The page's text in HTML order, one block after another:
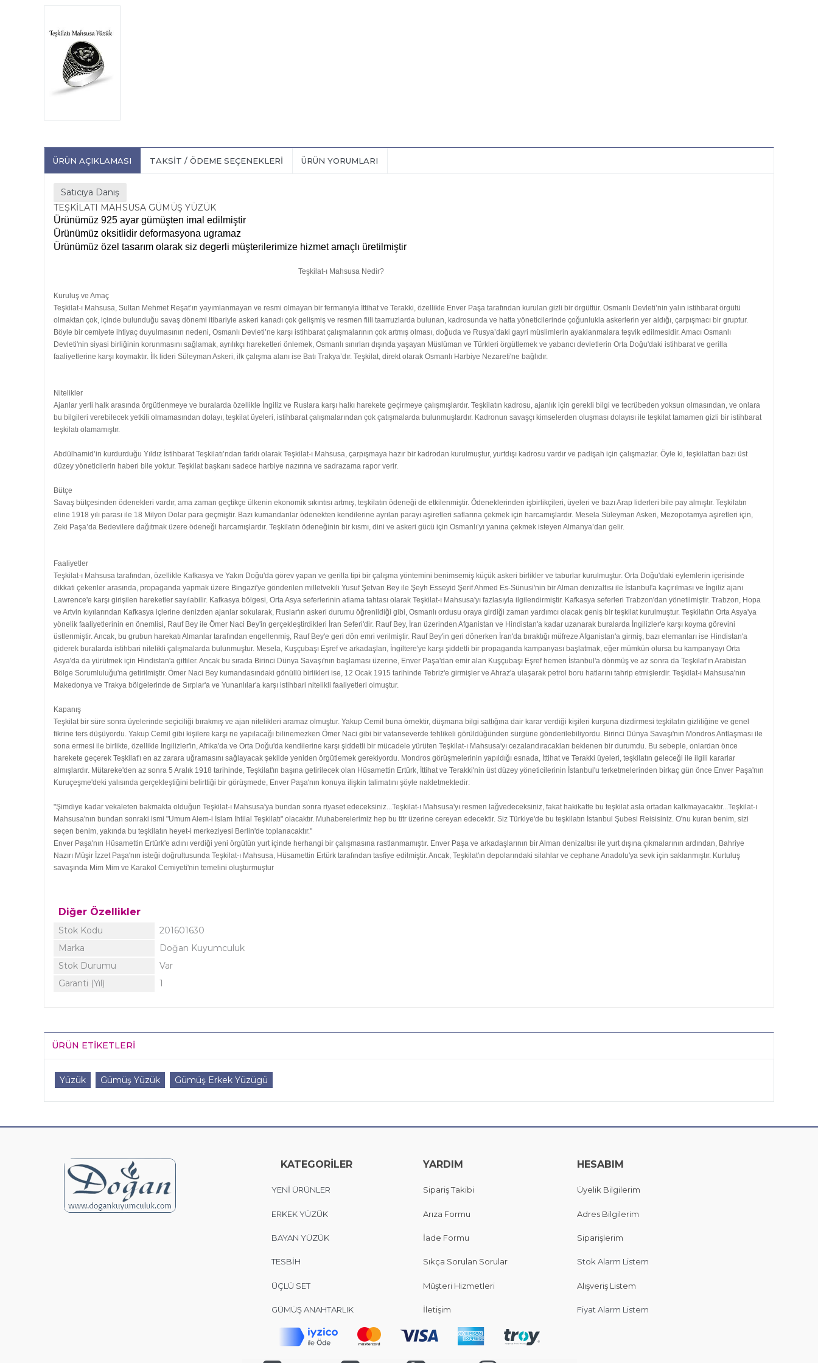
ÜRÜN AÇIKLAMASI TAKSIT / ÖDEME SEÇENEKLERI ÜRÜN YORUMLARI
Satıcıya Danış
TEŞKİLATI MAHSUSA GÜMÜŞ YÜZÜK
Ürünümüz 925 ayar gümüşten imal edilmiştir
Ürünümüz oksitlidir deformasyona ugramaz
Ürünümüz özel tasarım olarak siz degerli müşterilerimize hizmet amaçlı üretilmiştir
Teşkilat-ı Mahsusa Nedir?
Kuruluş ve Amaç
Teşkilat-ı Mahsusa, Sultan Mehmet Reşat’ın yayımlanmayan ve resmi olmayan bir fermanıyla İttihat ve Terakki, özellikle Enver Paşa tarafından kurulan gizli bir örgüttür. Osmanlı Devleti’nin yalın istihbarat örgütü
olmaktan çok, içinde bulunduğu savaş dönemi itibariyle askeri kanadı çok gelişmiş ve resmen fiili taarruzlarda bulunan, kadrosunda ve hatta yöneticilerinde çoğunlukla askerlerin yer aldığı, çarpışmacı bir gruptur.
Böyle bir cemiyete ihtiyaç duyulmasının nedeni, Osmanlı Devleti’ne karşı istihbarat çalışmalarının çok artmış olması, doğuda ve Rusya’daki gayri müslimlerin ayaklanmalara teşvik edilmesidir. Amacı Osmanlı
Devleti'nin siyasi birliğinin korunmasını sağlamak, ayrılıkçı hareketleri önlemek, Osmanlı sınırları dışında yaşayan Müslüman ve Türkleri örgütlemek ve yabancı devletlerin Orta Doğu'daki istihbarat ve gerilla
faaliyetlerine karşı koymaktır. İlk lideri Süleyman Askeri, ilk çalışma alanı ise Batı Trakya’dır. Teşkilat, direkt olarak Osmanlı Harbiye Nezareti'ne bağlıdır.
Nitelikler
Ajanlar yerli halk arasında örgütlenmeye ve buralarda özellikle İngiliz ve Ruslara karşı halkı harekete geçirmeye çalışmışlardır. Teşkilatın kadrosu, ajanlık için gerekli bilgi ve tecrübeden yoksun olmasından, ve onlara
bu bilgileri verebilecek yetkili olmamasından dolayı, teşkilat üyeleri, istihbarat çalışmalarından çok çatışmalarda bulunmuşlardır. Kadronun savaşçı kimselerden oluşması dolayısı ile teşkilat tamamen gizli bir istihbarat
teşkilatı olamamıştır.
Abdülhamid’in kurdurduğu Yıldız İstihbarat Teşkilatı’ndan farklı olarak Teşkilat-ı Mahsusa, çarpışmaya hazır bir kadrodan kurulmuştur, yurtdışı kadrosu vardır ve padişah için çalışmazlar. Öyle ki, teşkilattan bazı üst
düzey yöneticilerin haberi bile yoktur. Teşkilat başkanı sadece harbiye nazırına ve sadrazama rapor verir.
Bütçe
Savaş bütçesinden ödenekleri vardır, ama zaman geçtikçe ülkenin ekonomik sıkıntısı artmış, teşkilatın ödeneği de etkilenmiştir. Ödeneklerinden işbirlikçileri, üyeleri ve bazı Arap liderleri bile pay almıştır. Teşkilatın
eline 1918 yılı parası ile 18 Milyon Dolar para geçmiştir. Bazı kumandanlar ödenekten kendilerine ayrılan parayı aşiretleri saflarına çekmek için harcamışlardır. Mesela Süleyman Askeri, Mezopotamya aşiretleri için,
Zeki Paşa’da Bedevilere dağıtmak üzere ödeneği harcamışlardır. Teşkilatın ödeneğinin bir kısmı, dini ve askeri gücü için Osmanlı’yı yanına çekmek isteyen Almanya’dan gelir.
Faaliyetler
Teşkilat-ı Mahsusa tarafından, özellikle Kafkasya ve Yakın Doğu'da görev yapan ve gerilla tipi bir çalışma yöntemini benimsemiş küçük askeri birlikler ve taburlar kurulmuştur. Orta Doğu'daki eylemlerin içerisinde
dikkati çekenler arasında, propaganda yapmak üzere Bingazi'ye gönderilen milletvekili Yusuf Şetvan Bey ile Şeyh Esseyid Şerif Ahmed Es-Sünusi'nin bir Alman denizaltısı ile İstanbul'a kaçırılması ve İngiliz ajanı
Lawrence'e karşı girişilen hareketler sayılabilir. Kafkasya bölgesi, Orta Asya seferlerinin atlama tahtası olarak Teşkilat-ı Mahsusa'yı fazlasıyla ilgilendirmiştir. Kafkasya seferleri Trabzon'dan yönetilmiştir. Trabzon, Hopa
ve Artvin kıyılarından Kafkasya içlerine denizden ajanlar sokularak, Ruslar'ın askeri durumu öğrenildiği gibi, Osmanlı ordusu oraya girdiği zaman yardımcı olacak geniş bir teşkilat kurulmuştur. Teşkilat'ın Orta Asya'ya
yönelik faaliyetlerinin en önemlisi, Rauf Bey ile Ömer Naci Bey'in gerçekleştirdikleri İran Seferi'dir. Rauf Bey, İran üzerinden Afganistan ve Hindistan'a kadar uzanarak buralarda İngilizler'e karşı koyma görevini
üstlenmiştir. Ancak, bu grubun harekatı Almanlar tarafından engellenmiş, Rauf Bey'e geri dön emri verilmiştir. Rauf Bey'in geri dönerken İran'da bıraktığı müfreze Afganistan'a girmiş, bazı elemanları ise Hindistan'a
giderek buralarda istihbari nitelikli çalışmalarda bulunmuştur. Mesela, Kuşçubaşı Eşref ve arkadaşları, İngiltere'ye karşı şiddetli bir propaganda kampanyası başlatmak, eğer mümkün olursa bu kampanyayı Orta
Asya'da da yürütmek için Hindistan'a gittiler. Ancak bu sırada Birinci Dünya Savaşı'nın başlaması üzerine, Enver Paşa'dan emir alan Kuşçubaşı Eşref hemen İstanbul'a dönmüş ve az sonra da Teşkilat'ın Arabistan
Bölge Sorumluluğu'na getirilmiştir. Ömer Naci Bey kumandasındaki gönüllü birlikleri ise, 12 Ocak 1915 tarihinde Tebriz'e girmişler ve Ahraz'a ulaşarak petrol boru hatlarını tahrip etmişlerdir. Teşkilat-ı Mahsusa'nın
Makedonya ve Trakya bölgelerinde de Sırplar'a ve Yunanlılar'a karşı istihbari nitelikli faaliyetleri olmuştur.
Kapanış
Teşkilat bir süre sonra üyelerinde seçiciliği bırakmış ve ajan nitelikleri aramaz olmuştur. Yakup Cemil buna örnektir, düşmana bilgi sattığına dair karar verdiği kişileri kurşuna dizdirmesi teşkilatın gizliliğine ve genel
fikrine ters düşüyordu. Yakup Cemil gibi kişilere karşı ne yapılacağı bilinemezken Ömer Naci gibi bir vatanseverde tehlikeli görüldüğünden sürgüne gönderilebiliyordu. Birinci Dünya Savaşı'nın Mondros Antlaşması ile
sona ermesi ile birlikte, özellikle İngilizler'in, Afrika'da ve Orta Doğu'da kendilerine karşı şiddetli bir mücadele yürüten Teşkilat-ı Mahsusa'yı cezalandıracakları beklenen bir durumdu. Bu sebeple, onlardan önce
harekete geçerek Teşkilat'ı en az zarara uğramasını sağlayacak şekilde yeniden örgütlemek gerekiyordu. Mondros görüşmelerinin yapıldığı esnada, İttihat ve Terakki üyeleri, teşkilatın geleceği ile ilgili kararlar
almışlardır. Mütareke'den az sonra 5 Aralık 1918 tarihinde, Teşkilat'ın başına getirilecek olan Hüsamettin Ertürk, İttihat ve Terakki'nin üst düzey yöneticilerinin İstanbul'u terketmelerinden birkaç gün önce Enver Paşa'nın
Kuruçeşme'deki yalısında gerçekleştiğini belirttiği bir görüşmede, Enver Paşa'nın konuya ilişkin talimatını şöyle nakletmektedir:
"Şimdiye kadar vekaleten bakmakta olduğun Teşkilat-ı Mahsusa'ya bundan sonra riyaset edeceksiniz...Teşkilat-ı Mahsusa'yı resmen lağvedeceksiniz, fakat hakikatte bu teşkilat asla ortadan kalkmayacaktır...Teşkilat-ı
Mahsusa'nın bundan sonraki ismi "Umum Alem-i İslam İhtilal Teşkilatı" olacaktır. Muhaberelerimiz hep bu titr üzerine cereyan edecektir. Siz Türkiye'de bu teşkilatın İstanbul Şubesi Reisisiniz. O'nu kuran benim, sizi
seçen benim, yakında bu teşkilatın heyet-i merkeziyesi Berlin'de toplanacaktır."
Enver Paşa'nın Hüsamettin Ertürk'e adını verdiği yeni örgütün yurt içinde herhangi bir çalışmasına rastlanmamıştır. Enver Paşa ve arkadaşlarının bir Alman denizaltısı ile yurt dışına çıkmalarının ardından, Bahriye
Nazırı Müşir İzzet Paşa'nın isteği doğrultusunda Teşkilat-ı Mahsusa, Hüsamettin Ertürk tarafından tasfiye edilmiştir. Ancak, Teşkilat'ın depolarındaki silahlar ve cephane Anadolu'ya sevk için saklanmıştır. Kurtuluş
savaşında Mim Mim ve Karakol Cemiyeti'nin temelini oluşturmuştur
Diğer Özellikler
Stok Kodu
201601630
Marka
Doğan Kuyumculuk
Stok Durumu
Var
Garanti (Yıl)
1
ÜRÜN ETIKETLERI
Yüzük Gümüş Yüzük Gümüş Erkek Yüzügü
KATEGORİLER
YENİ ÜRÜNLER
ERKEK YÜZÜK
BAYAN YÜZÜK
TESBİH
ÜÇLÜ SET
GÜMÜŞ ANAHTARLIK
YARDIM
Sipariş Takibi
Arıza Formu
İade Formu
Sıkça Sorulan Sorular
Müşteri Hizmetleri
İletişim
HESABIM
Üyelik Bilgilerim
Adres Bilgilerim
Siparişlerim
Stok Alarm Listem
Alışveriş Listem
Fiyat Alarm Listem